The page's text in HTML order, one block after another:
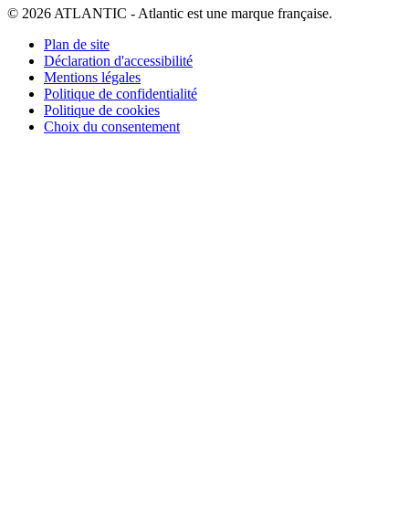
© 2026 ATLANTIC - Atlantic est une marque française.
Plan de site
Déclaration d'accessibilité
Mentions légales
Politique de confidentialité
Politique de cookies
Choix du consentement